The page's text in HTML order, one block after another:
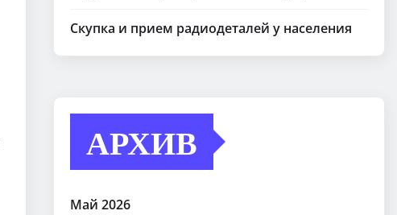
Скупка и прием радиодеталей у населения
АРХИВ
Май 2026